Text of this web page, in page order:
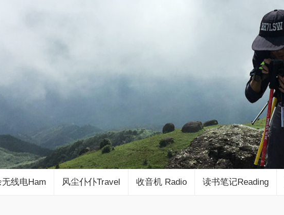
无线电Ham 风尘仆仆Travel 收音机 Radio 读书笔记Reading